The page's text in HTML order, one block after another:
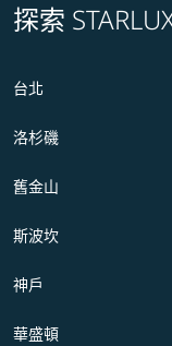
探索
台北
洛杉磯
舊金山
斯波坎
神戶
華盛頓